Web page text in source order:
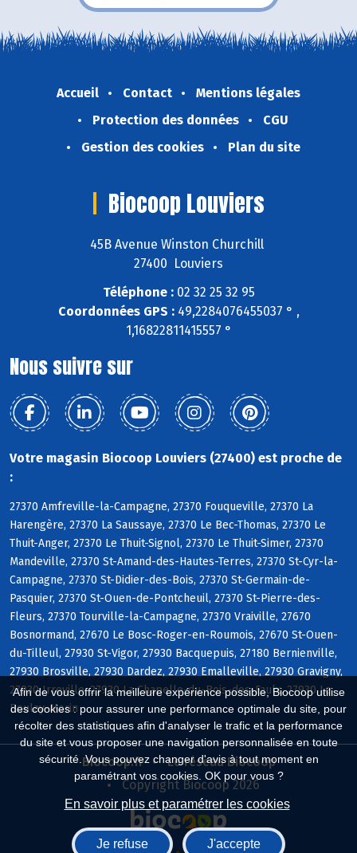
Afin de vous offrir la meilleure expérience possible, Biocoop utilise
des cookies : pour assurer une performance optimale du site, pour
récolter des statistiques afin d'analyser le trafic et la performance
du site et vous proposer une navigation personnalisée en toute
sécurité. Vous pouvez changer d'avis à tout moment en
paramétrant vos cookies. OK pour vous ?
En savoir plus et paramétrer les cookies
Je refuse J'accepte
Accueil Contact
Mentions légales
Protection des données
CGU
Gestion des cookies
Plan du site
Biocoop Louviers
45B Avenue Winston Churchill
27400 Louviers
Téléphone :02 32 25 32 95
Coordonnées GPS :49,2284076455037 ° ,
1,16822811415557 °
Nous suivre sur
Votre magasin Biocoop Louviers (27400) est proche de
:
27370 Amfreville-la-Campagne, 27370 Fouqueville, 27370 La
Harengère, 27370 La Saussaye, 27370 Le Bec-Thomas, 27370 Le
Thuit-Anger, 27370 Le Thuit-Signol, 27370 Le Thuit-Simer, 27370
Mandeville, 27370 St-Amand-des-Hautes-Terres, 27370 St-Cyr-la-
Campagne, 27370 St-Didier-des-Bois, 27370 St-Germain-de-
Pasquier, 27370 St-Ouen-de-Pontcheuil, 27370 St-Pierre-des-
Fleurs, 27370 Tourville-la-Campagne, 27370 Vraiville, 27670
Bosnormand, 27670 Le Bosc-Roger-en-Roumois, 27670 St-Ouen-
du-Tilleul, 27930 St-Vigor, 27930 Bacquepuis, 27180 Bernienville,
27930 Brosville, 27930 Dardez, 27930 Emalleville, 27930 Gravigny,
27930 Irreville, 27930 La Chapelle-du-Bois-des-Faulx, 27930 Le
Boulay-Morin
Biocoop.fr
Le réseau Biocoop
Copyright Biocoop 2026